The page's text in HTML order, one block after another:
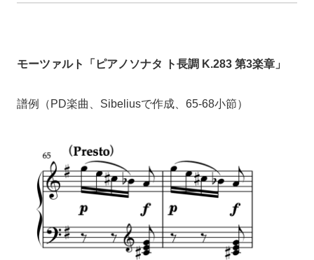
モーツァルト「ピアノソナタ ト長調 K.283 第3楽章」
譜例（PD楽曲、Sibeliusで作成、65-68小節）